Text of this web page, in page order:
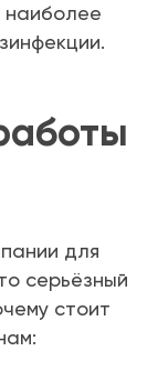
наиболее
для
серьёзный
стоит